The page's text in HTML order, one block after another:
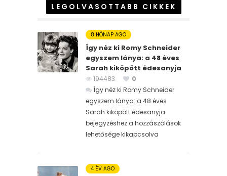
LEGOLVASOTTABB CIKKEK
8 HÓNAP AGO
Így néz ki Romy Schneider
egyszem lánya: a 48 éves
Sarah kiköpött édesanyja
194483
0
Így néz ki Romy Schneider
egyszem lánya: a 48 éves
Sarah kiköpött édesanyja
bejegyzéshez a hozzászólások
lehetősége kikapcsolva
4 ÉV AGO